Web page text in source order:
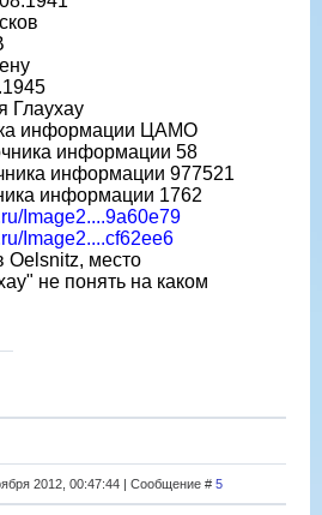
Глаухау
информации ЦАМО
информации 58
информации 977521
информации 1762
Image2....9a60e79
Image2....cf62ee6
Oelsnitz, место
не понять на каком
2012, 00:47:44 | Сообщение # 5